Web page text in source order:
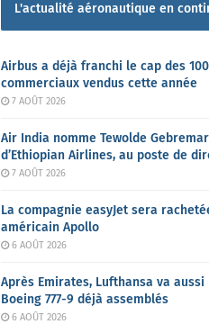
L'actualité aéronautique en
Airbus a déjà franchi le cap des
commerciaux vendus cette année
7 AOÛT 2026
Air India nomme Tewolde
d’Ethiopian Airlines, au poste de
7 AOÛT 2026
La compagnie easyJet sera
américain Apollo
6 AOÛT 2026
Après Emirates, Lufthansa va
Boeing 777-9 déjà assemblés
6 AOÛT 2026